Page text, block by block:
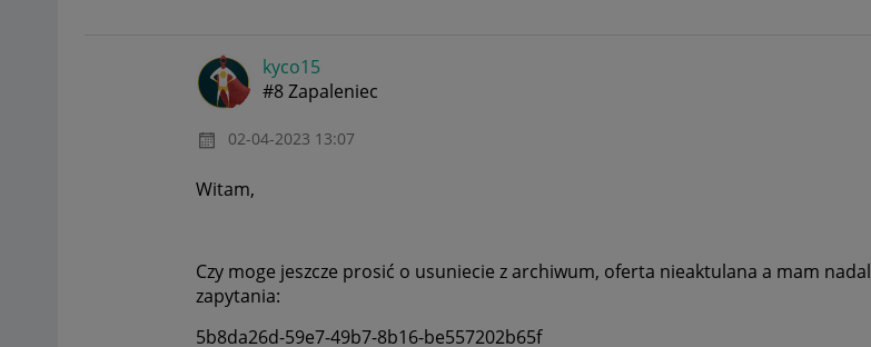
kyco15
#8 Zapaleniec
‎02-04-2023 13:07
Witam,
Czy moge jeszcze prosić o usuniecie z archiwum, oferta nieaktulana a mam nadal
zapytania:
5b8da26d-59e7-49b7-8b16-be557202b65f